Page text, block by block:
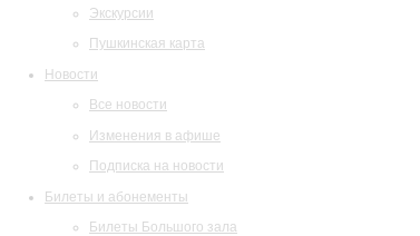
Экскурсии
Пушкинская карта
Новости
Все новости
Изменения в афише
Подписка на новости
Билеты и абонементы
Билеты Большого зала